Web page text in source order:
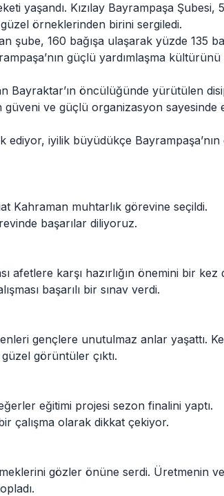
yaşandı. Kızılay Bayrampaşa Şubesi,
güzel örneklerinden birini sergiledi.
şube, 160 bağışa ulaşarak yüzde 135
güçlü yardımlaşma
Bayraktar’ın öncülüğünde yürütülen
güveni ve güçlü organizasyon sayesinde
ediyor, iyilik büyüdükçe Bayrampaşa’nın
Kahraman muhtarlık görevine seçildi.
başarılar diliyoruz.
afetlere karşı hazırlığın önemini bir kez
başarılı bir sınav verdi.
gençlere unutulmaz anlar yaşattı.
görüntüler çıktı.
eğitimi projesi sezon finalini yaptı.
çalışma olarak dikkat çekiyor.
gözler önüne serdi. Üretmenin ve